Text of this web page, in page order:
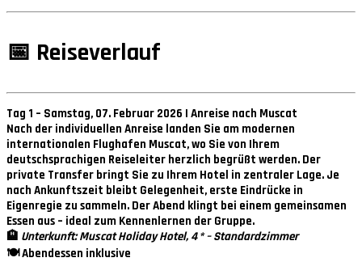
📅 Reiseverlauf
Tag 1 – Samstag, 07. Februar 2026 | Anreise nach Muscat
Nach der individuellen Anreise landen Sie am modernen
internationalen Flughafen Muscat, wo Sie von Ihrem
deutschsprachigen Reiseleiter herzlich begrüßt werden. Der
private Transfer bringt Sie zu Ihrem Hotel in zentraler Lage. Je
nach Ankunftszeit bleibt Gelegenheit, erste Eindrücke in
Eigenregie zu sammeln. Der Abend klingt bei einem gemeinsamen
Essen aus – ideal zum Kennenlernen der Gruppe.
🏨 Unterkunft: Muscat Holiday Hotel, 4 * – Standardzimmer
🍽 Abendessen inklusive